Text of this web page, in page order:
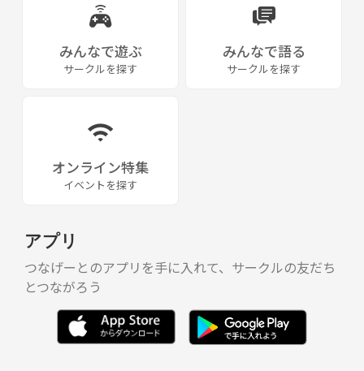
・勉強道具
お気軽に応募、お問い合わせください。お待ちしています。
みんなで遊ぶ
サークルを探す
みんなで語る
サークルを探す
オンライン特集
イベントを探す
アプリ
つなげーとのアプリを手に入れて、サークルの友だち
とつながろう